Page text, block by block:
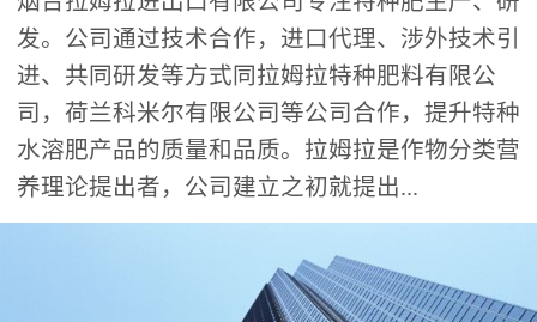
发。公司通过技术合作，进口代理、涉外技术引
进、共同研发等方式同拉姆拉特种肥料有限公
司，荷兰科米尔有限公司等公司合作，提升特种
水溶肥产品的质量和品质。拉姆拉是作物分类营
养理论提出者，公司建立之初就提出...